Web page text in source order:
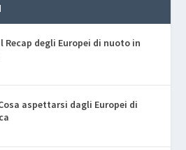
Recap degli Europei di nuoto in
aspettarsi dagli Europei di